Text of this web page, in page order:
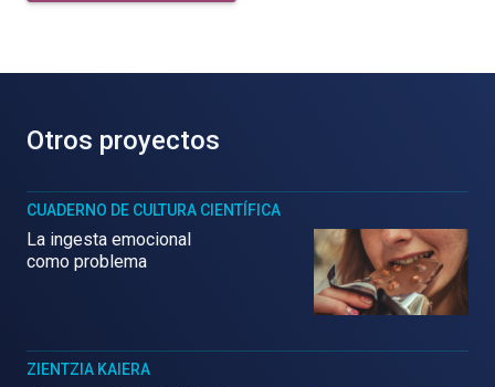
Otros proyectos
CUADERNO DE CULTURA CIENTÍFICA
La ingesta emocional
como problema
ZIENTZIA KAIERA